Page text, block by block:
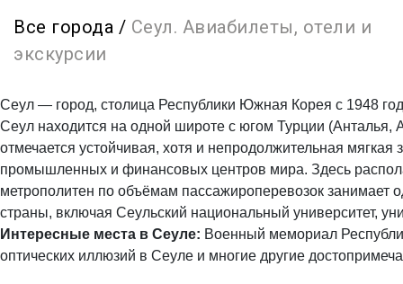
Все города / Сеул. Авиабилеты, отели и
экскурсии
Сеул — город, столица Республики Южная Корея с 1948
Сеул находится на одной широте с югом Турции
отмечается устойчивая, хотя и непродолжительная
промышленных и финансовых центров мира. Здесь
метрополитен по объёмам пассажироперевозок
страны, включая Сеульский национальный университет,
Интересные места в Сеуле: Военный мемориал
оптических иллюзий в Сеуле и многие другие